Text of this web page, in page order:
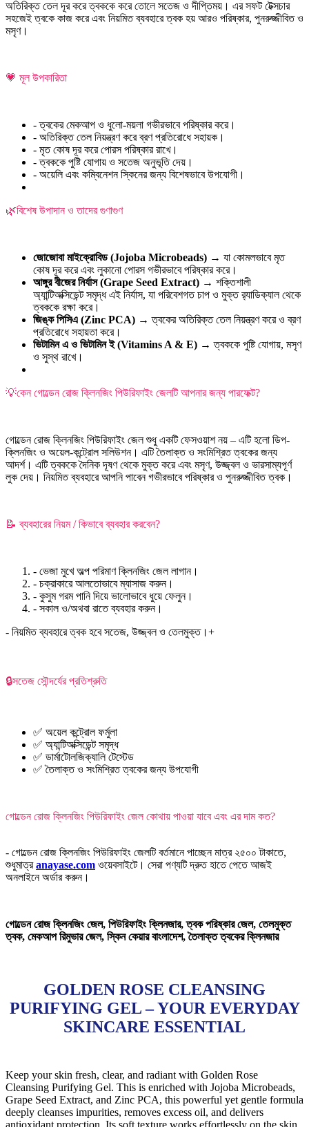
অতিরিক্ত তেল দূর করে ত্বককে করে তোলে সতেজ ও দীপ্তিময়। এর সফট টেক্সচার
সহজেই ত্বকে কাজ করে এবং নিয়মিত ব্যবহারে ত্বক হয় আরও পরিষ্কার, পুনরুজ্জীবিত ও
মসৃণ।
💗 মূল উপকারিতা
- ত্বকের মেকআপ ও ধুলো-ময়লা গভীরভাবে পরিষ্কার করে।
- অতিরিক্ত তেল নিয়ন্ত্রণ করে ব্রণ প্রতিরোধে সহায়ক।
- মৃত কোষ দূর করে পোরস পরিষ্কার রাখে।
- ত্বককে পুষ্টি যোগায় ও সতেজ অনুভূতি দেয়।
- অয়েলি এবং কম্বিনেশন স্কিনের জন্য বিশেষভাবে উপযোগী।
🌿বিশেষ উপাদান ও তাদের গুণাগুণ
জোজোবা মাইক্রোবিড (Jojoba Microbeads) → যা কোমলভাবে মৃত
কোষ দূর করে এবং লুকানো পোরস গভীরভাবে পরিষ্কার করে।
আঙ্গুর বীজের নির্যাস (Grape Seed Extract) → শক্তিশালী
অ্যান্টিঅক্সিডেন্ট সমৃদ্ধ এই নির্যাস, যা পরিবেশগত চাপ ও মুক্ত র‍্যাডিক্যাল থেকে
ত্বককে রক্ষা করে।
জিঙ্ক পিসিএ (Zinc PCA) → ত্বকের অতিরিক্ত তেল নিয়ন্ত্রণ করে ও ব্রণ
প্রতিরোধে সহায়তা করে।
ভিটামিন এ ও ভিটামিন ই (Vitamins A & E) → ত্বককে পুষ্টি যোগায়, মসৃণ
ও সুস্থ রাখে।
💡কেন গোল্ডেন রোজ ক্লিনজিং পিউরিফাইং জেলটি আপনার জন্য পারফেক্ট?
গোল্ডেন রোজ ক্লিনজিং পিউরিফাইং জেল শুধু একটি ফেসওয়াশ নয় – এটি হলো ডিপ-
ক্লিনজিং ও অয়েল-কন্ট্রোল সলিউশন। এটি তৈলাক্ত ও সংমিশ্রিত ত্বকের জন্য
আদর্শ। এটি ত্বককে দৈনিক দূষণ থেকে মুক্ত করে এবং মসৃণ, উজ্জ্বল ও ভারসাম্যপূর্ণ
লুক দেয়। নিয়মিত ব্যবহারে আপনি পাবেন গভীরভাবে পরিষ্কার ও পুনরুজ্জীবিত ত্বক।
📝 ব্যবহারের নিয়ম / কিভাবে ব্যবহার করবেন?
- ভেজা মুখে অল্প পরিমাণ ক্লিনজিং জেল লাগান।
- চক্রাকারে আলতোভাবে ম্যাসাজ করুন।
- কুসুম গরম পানি দিয়ে ভালোভাবে ধুয়ে ফেলুন।
- সকাল ও/অথবা রাতে ব্যবহার করুন।
- নিয়মিত ব্যবহারে ত্বক হবে সতেজ, উজ্জ্বল ও তেলমুক্ত।+
🔒সতেজ সৌন্দর্যের প্রতিশ্রুতি
✅ অয়েল কন্ট্রোল ফর্মুলা
✅ অ্যান্টিঅক্সিডেন্ট সমৃদ্ধ
✅ ডার্মাটোলজিক্যালি টেস্টেড
✅ তৈলাক্ত ও সংমিশ্রিত ত্বকের জন্য উপযোগী
গোল্ডেন রোজ ক্লিনজিং পিউরিফাইং জেল কোথায় পাওয়া যাবে এবং এর দাম কত?
- গোল্ডেন রোজ ক্লিনজিং পিউরিফাইং জেলটি বর্তমানে পাচ্ছেন মাত্র ২৫০০ টাকাতে,
শুধুমাত্রanayase.com ওয়েবসাইটে। সেরা পণ্যটি দ্রুত হাতে পেতে আজই
অনলাইনে অর্ডার করুন।
গোল্ডেন রোজ ক্লিনজিং জেল, পিউরিফাইং ক্লিনজার, ত্বক পরিষ্কার জেল, তেলমুক্ত
ত্বক, মেকআপ রিমুভার জেল, স্কিন কেয়ার বাংলাদেশ, তৈলাক্ত ত্বকের ক্লিনজার
GOLDEN ROSE CLEANSING
PURIFYING GEL – YOUR EVERYDAY
SKINCARE ESSENTIAL
Keep your skin fresh, clear, and radiant with Golden Rose
Cleansing Purifying Gel. This is enriched with Jojoba Microbeads,
Grape Seed Extract, and Zinc PCA, this powerful yet gentle formula
deeply cleanses impurities, removes excess oil, and delivers
antioxidant protection. Its soft texture works effortlessly on the skin,